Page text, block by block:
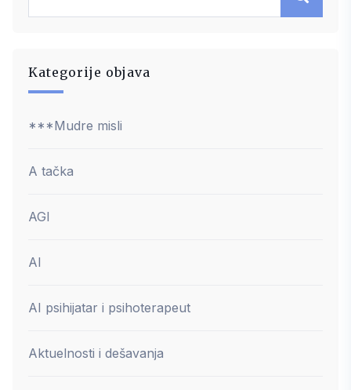
Kategorije objava
***Mudre misli
A tačka
AGI
AI
AI psihijatar i psihoterapeut
Aktuelnosti i dešavanja